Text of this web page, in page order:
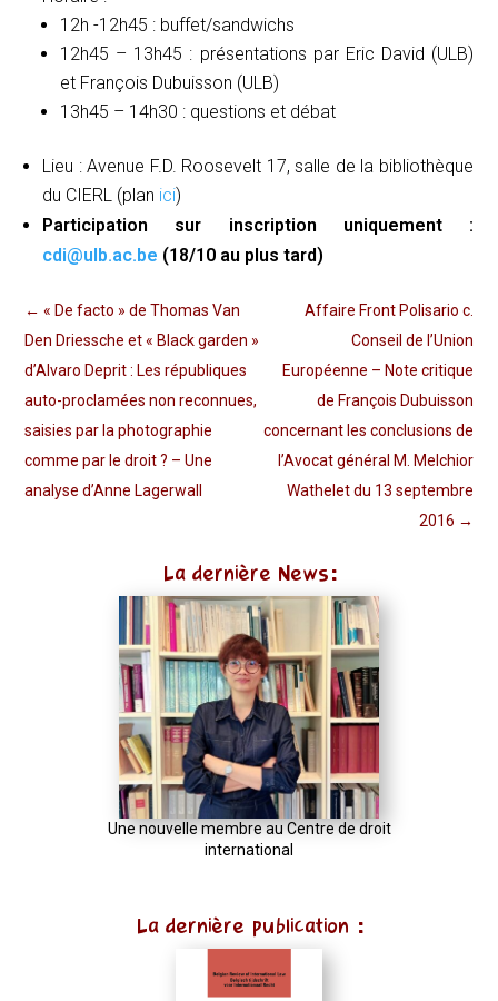
12h -12h45 : buffet/sandwichs
12h45 – 13h45 : présentations par Eric David (ULB)
et François Dubuisson (ULB)
13h45 – 14h30 : questions et débat
Lieu : Avenue F.D. Roosevelt 17, salle de la bibliothèque
du CIERL (plan ici)
Participation sur inscription uniquement :
cdi@ulb.ac.be (18/10 au plus tard)
←« De facto » de Thomas Van
Den Driessche et « Black garden »
d’Alvaro Deprit : Les républiques
auto-proclamées non reconnues,
saisies par la photographie
comme par le droit ? – Une
analyse d’Anne Lagerwall
Affaire Front Polisario c.
Conseil de l’Union
Européenne – Note critique
de François Dubuisson
concernant les conclusions de
l’Avocat général M. Melchior
Wathelet du 13 septembre
2016 →
La dernière News:
Une nouvelle membre au Centre de droit
international
La dernière publication :